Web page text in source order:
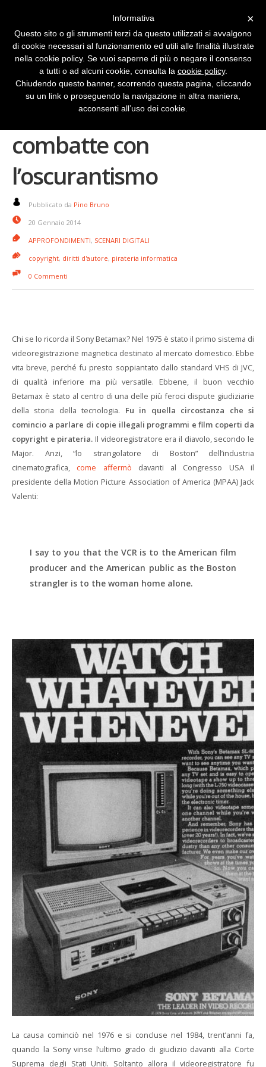
La pirateria non si
combatte con
l’oscurantismo
Pubblicato da Pino Bruno
20 Gennaio 2014
APPROFONDIMENTI, SCENARI DIGITALI
copyright, diritti d'autore, pirateria informatica
0 Commenti
Chi se lo ricorda il Sony Betamax? Nel 1975 è stato il primo sistema di
videoregistrazione magnetica destinato al mercato domestico. Ebbe
vita breve, perché fu presto soppiantato dallo standard VHS di JVC,
di qualità inferiore ma più versatile. Ebbene, il buon vecchio
Betamax è stato al centro di una delle più feroci dispute giudiziarie
della storia della tecnologia. Fu in quella circostanza che si
comincio a parlare di copie illegali programmi e film coperti da
copyright e pirateria. Il videoregistratore era il diavolo, secondo le
Major. Anzi, “lo strangolatore di Boston” dell’industria
cinematografica, come affermò davanti al Congresso USA il
presidente della Motion Picture Association of America (MPAA) Jack
Valenti:
I say to you that the VCR is to the American film
producer and the American public as the Boston
strangler is to the woman home alone.
La causa cominciò nel 1976 e si concluse nel 1984, trent’anni fa,
quando la Sony vinse l’ultimo grado di giudizio davanti alla Corte
Suprema degli Stati Uniti. Soltanto allora il videoregistratore fu
×
Informativa
Questo sito o gli strumenti terzi da questo utilizzati si avvalgono
di cookie necessari al funzionamento ed utili alle finalità illustrate
nella cookie policy. Se vuoi saperne di più o negare il consenso
a tutti o ad alcuni cookie, consulta la cookie policy.
Chiudendo questo banner, scorrendo questa pagina, cliccando
su un link o proseguendo la navigazione in altra maniera,
acconsenti all’uso dei cookie.